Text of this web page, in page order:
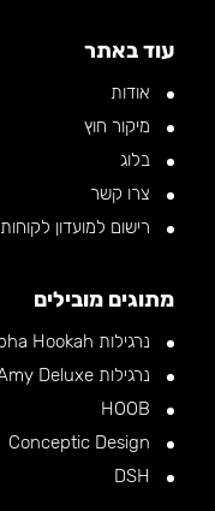
עוד באתר
אודות
מיקור חוץ
בלוג
צרו קשר
רישום למועדון לקוחות
מתוגים מובילים
נרגילות Alpha Hookah
נרגילות Amy Deluxe